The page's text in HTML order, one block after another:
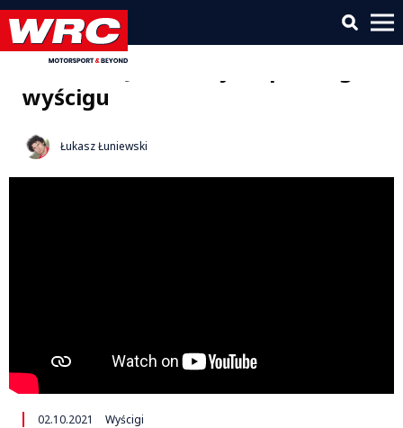
EcuMaster Super S Cup 2021 –
runda 4 – Jakub Kojder po drugim
wyścigu
Łukasz Łuniewski
02.10.2021 Wyścigi